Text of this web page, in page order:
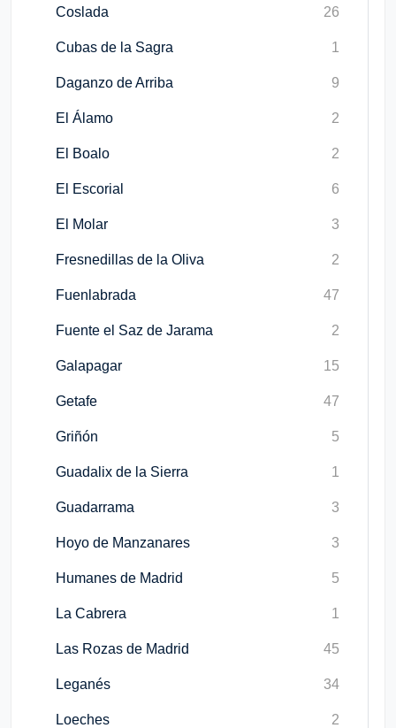
Coslada 26
Cubas de la Sagra 1
Daganzo de Arriba 9
El Álamo 2
El Boalo 2
El Escorial 6
El Molar 3
Fresnedillas de la Oliva 2
Fuenlabrada 47
Fuente el Saz de Jarama 2
Galapagar 15
Getafe 47
Griñón 5
Guadalix de la Sierra 1
Guadarrama 3
Hoyo de Manzanares 3
Humanes de Madrid 5
La Cabrera 1
Las Rozas de Madrid 45
Leganés 34
Loeches 2